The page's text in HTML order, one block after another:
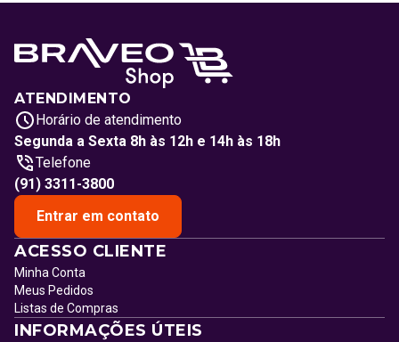
ATENDIMENTO
Horário de atendimento
Segunda a Sexta 8h às 12h e 14h às 18h
Telefone
(91) 3311-3800
Entrar em contato
ACESSO CLIENTE
Minha Conta
Meus Pedidos
Listas de Compras
INFORMAÇÕES ÚTEIS